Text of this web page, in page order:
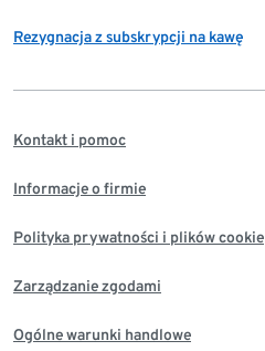
Rezygnacja z subskrypcji na kawę
Kontakt i pomoc
Informacje o firmie
Polityka prywatności i plików cookie
Zarządzanie zgodami
Ogólne warunki handlowe